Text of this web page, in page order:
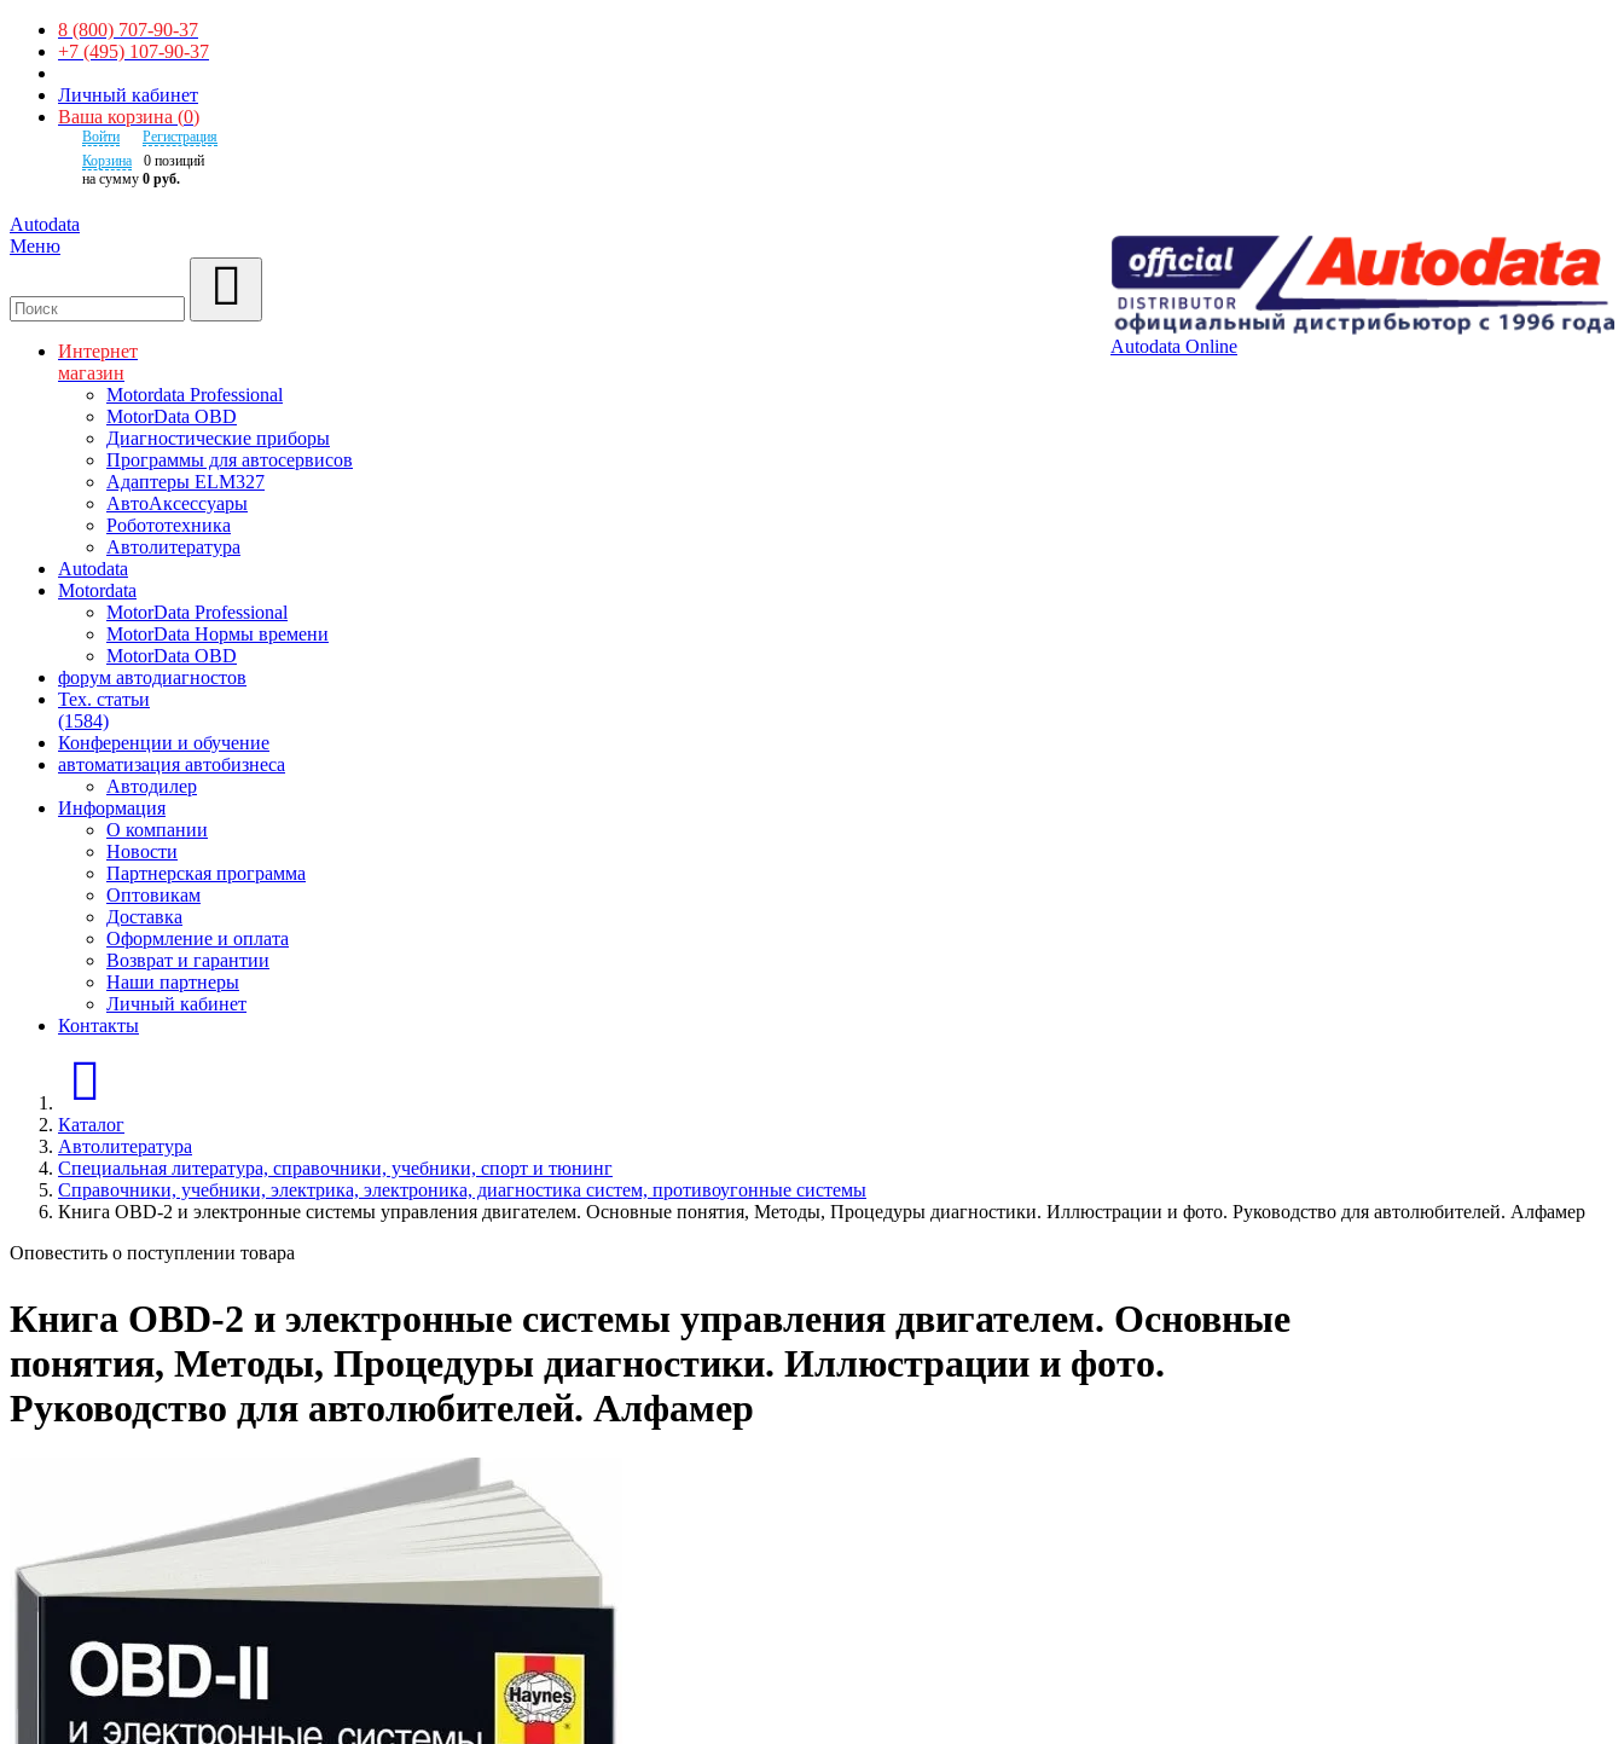
8 (800) 707-90-37
+7 (495) 107-90-37
Личный кабинет
Ваша корзина (0)
Войти
Регистрация
Корзина
0 позиций
на сумму 0 руб.
Autodata
Autodata Online
Меню
Интернет
магазин
Motordata Professional
MotorData OBD
Диагностические приборы
Программы для автосервисов
Адаптеры ELM327
АвтоАксессуары
Робототехника
Автолитература
Autodata
Motordata
MotorData Professional
MotorData Нормы времени
MotorData OBD
форум автодиагностов
Тех. статьи
(1584)
Конференции и обучение
автоматизация автобизнеса
Автодилер
Информация
О компании
Новости
Партнерская программа
Оптовикам
Доставка
Оформление и оплата
Возврат и гарантии
Наши партнеры
Личный кабинет
Контакты
Каталог
Автолитература
Специальная литература, справочники, учебники, спорт и тюнинг
Справочники, учебники, электрика, электроника, диагностика систем, противоугонные системы
Книга OBD-2 и электронные системы управления двигателем. Основные понятия, Методы, Процедуры диагностики. Иллюстрации и фото. Руководство для автолюбителей. Алфамер
Оповестить о поступлении товара
Книга OBD-2 и электронные системы управления двигателем. Основные
понятия, Методы, Процедуры диагностики. Иллюстрации и фото.
Руководство для автолюбителей. Алфамер